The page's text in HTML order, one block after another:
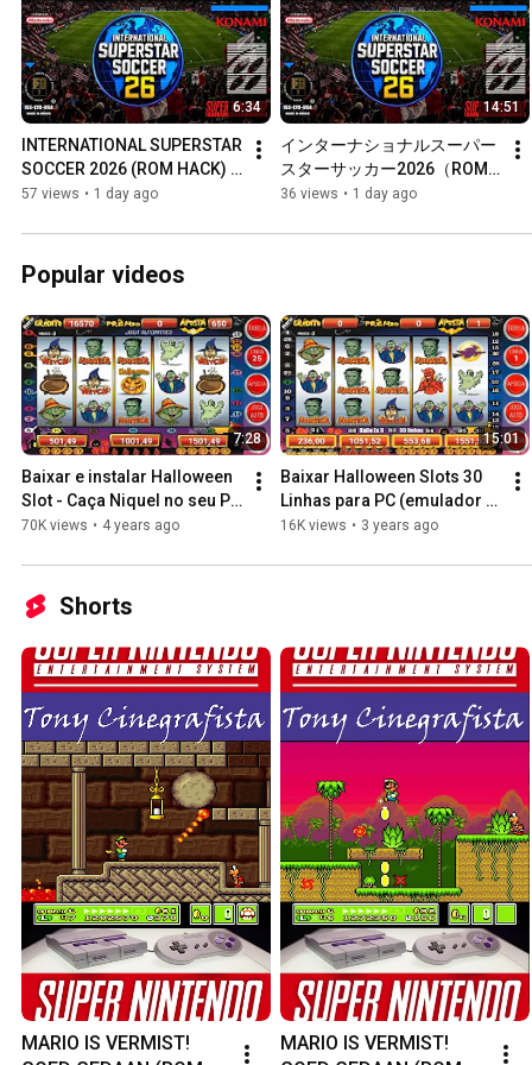
6:34
INTERNATIONAL SUPERSTAR
SOCCER 2026 (ROM HACK)
SUPER NINTENDO
#ps3superslim
57 views • 1 day ago
14:51
インターナショナルスーパー
スターサッカー2026（ROM
ハック）スーパーファミコン
#ps3superslim
36 views • 1 day ago
Popular videos
7:28
Baixar e instalar Halloween
Slot - Caça Niquel no seu PC
e Mac
70K views • 4 years ago
15:01
Baixar Halloween Slots 30
Linhas para PC (emulador
grátis)
16K views • 3 years ago
Shorts
MARIO IS VERMIST!
MARIO IS VERMIST!